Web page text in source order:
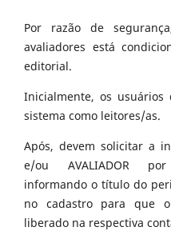
Por razão de
avaliadores está
editorial.
Inicialmente, os usuários
sistema como leitores/as.
Após, devem solicitar a
e/ou AVALIADOR
informando o título do
no cadastro para que
liberado na respectiva